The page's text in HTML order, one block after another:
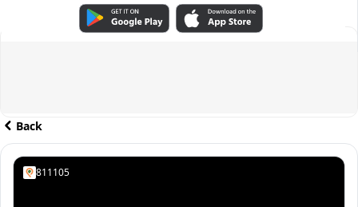
ADVERTISEMENT
Back
811105